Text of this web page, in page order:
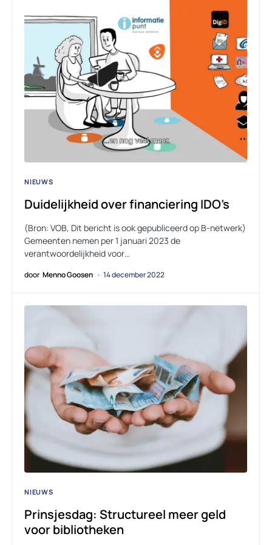
NIEUWS
Duidelijkheid over financiering IDO’s
(Bron: VOB, Dit bericht is ook gepubliceerd op B-netwerk)
Gemeenten nemen per 1 januari 2023 de
verantwoordelijkheid voor…
door Menno Goosen 14 december 2022
NIEUWS
Prinsjesdag: Structureel meer geld
voor bibliotheken